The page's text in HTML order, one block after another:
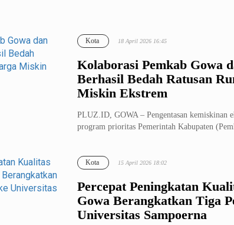
Kolaborasi Pemkab Gowa
Berhasil Bedah Ratusan
Miskin Ekstrem
Kota 18 April 2026 16:45
PLUZ.ID, GOWA – Pengentasan kemiskinan
program prioritas Pemerintah Kabupaten
Percepat Peningkatan
Gowa Berangkatkan Tiga
Universitas Sampoerna
Kota 15 April 2026 18:02